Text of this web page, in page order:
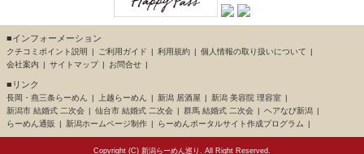
■インフォーメーション
クチコミポイント説明 ご利用ガイド 利用規約
個人情報の取り扱いについて
会社案内
サイトマップ お問合せ
■リンク
長岡・燕三条らーめん 上越らーめん 新潟 居酒屋
新潟 美容院 理容室
新潟市 結婚式 二次会
仙台市 結婚式 二次会 群馬 結婚式 二次会
ヘアなび新潟
らーめん通販
新潟ホームページ制作 らーめんポータルサイト作成プログラム
Copyright (C) 新潟らーめん巡り . All Right Reserved.